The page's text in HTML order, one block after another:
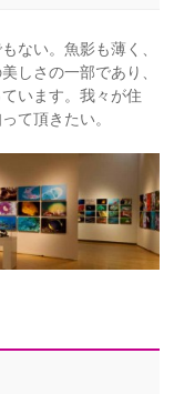
ない。魚影も薄く、
しさの一部であり、
います。我々が住
て頂きたい。